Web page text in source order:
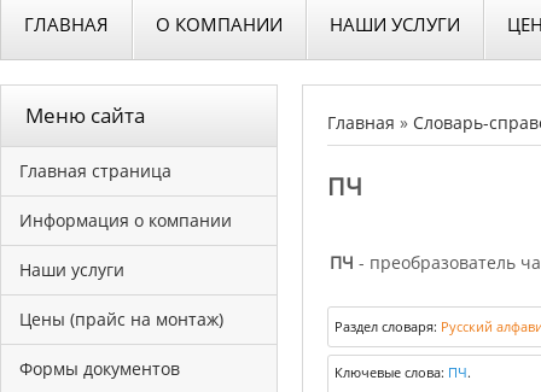
ГЛАВНАЯ О КОМПАНИИ НАШИ УСЛУГИ
Меню сайта
Главная страница
Информация о компании
Наши услуги
Цены (прайс на монтаж)
Формы документов
Главная » Словарь-
ПЧ
ПЧ - преобразователь
Раздел словаря: Русский
Ключевые слова: ПЧ.